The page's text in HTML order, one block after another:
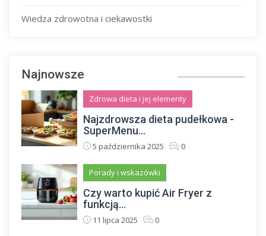
Wiedza zdrowotna i ciekawostki
Najnowsze
Zdrowa dieta i jej elementy
Najzdrowsza dieta pudełkowa -
SuperMenu...
5 października 2025 0
Porady i wskazówki
Czy warto kupić Air Fryer z
funkcją...
11 lipca 2025 0